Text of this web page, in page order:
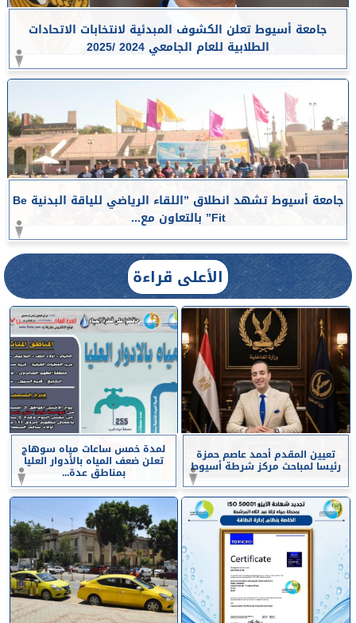
جامعة أسيوط تعلن الكشوف المبدئية لانتخابات الاتحادات
الطلابية للعام الجامعي 2024 /2025
جامعة أسيوط تشهد انطلاق ”اللقاء الرياضي للياقة البدنية Be
Fit” بالتعاون مع...
الأعلى قراءة
تعيين المقدم أحمد عاصم حمزة
رئيسا لمباحث مركز شرطة أسيوط
لمدة خمس ساعات مياه سوهاج
تعلن ضعف المياه بالأدوار العليا
بمناطق عدة...